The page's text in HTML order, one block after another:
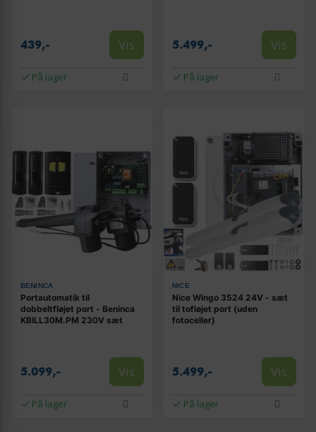
439,- Vis
På lager
5.499,- Vis
På lager
BENINCA
Portautomatik til
dobbeltfløjet port - Beninca
KBILL30M.PM 230V sæt
5.099,- Vis
På lager
NICE
Nice Wingo 3524 24V - sæt
til tofløjet port (uden
fotoceller)
5.499,- Vis
På lager